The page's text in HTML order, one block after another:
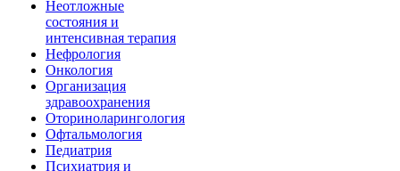
Неотложные
состояния и
интенсивная терапия
Нефрология
Онкология
Организация
здравоохранения
Оториноларингология
Офтальмология
Педиатрия
Психиатрия и